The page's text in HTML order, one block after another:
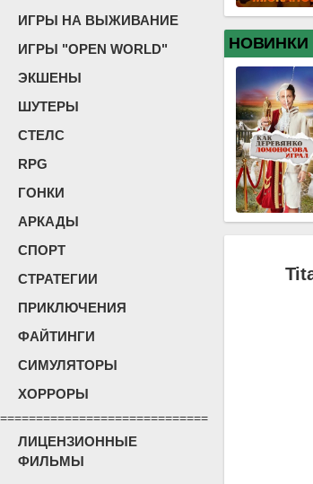
ИГРЫ НА ВЫЖИВАНИЕ
ИГРЫ "OPEN WORLD"
ЭКШЕНЫ
ШУТЕРЫ
СТЕЛС
RPG
ГОНКИ
АРКАДЫ
СПОРТ
СТРАТЕГИИ
ПРИКЛЮЧЕНИЯ
ФАЙТИНГИ
СИМУЛЯТОРЫ
ХОРРОРЫ
=============================
ЛИЦЕНЗИОННЫЕ
ФИЛЬМЫ
НОВИНКИ